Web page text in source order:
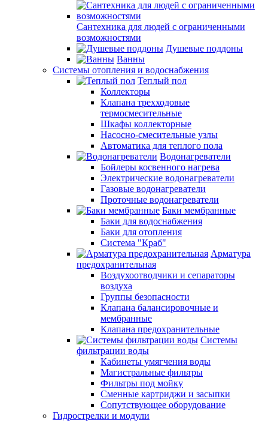
Сантехника для людей с ограниченными
возможностями
Душевые поддоны
Ванны
Системы отопления и водоснабжения
Теплый пол
Коллекторы
Клапана трехходовые
термосмесительные
Шкафы коллекторные
Насосно-смесительные узлы
Автоматика для теплого пола
Водонагреватели
Бойлеры косвенного нагрева
Электрические водонагреватели
Газовые водонагреватели
Проточные водонагреватели
Баки мембранные
Баки для водоснабжения
Баки для отопления
Система "Краб"
Арматура
предохранительная
Воздухоотводчики и сепараторы
воздуха
Группы безопасности
Клапана балансировочные и
мембранные
Клапана предохранительные
Системы
фильтрации воды
Кабинеты умягчения воды
Магистральные фильтры
Фильтры под мойку
Сменные картриджи и засыпки
Сопутствующее оборудование
Гидрострелки и модули